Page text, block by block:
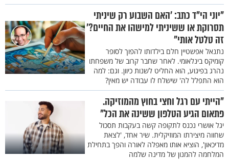
"יוני הי"ד כתב: 'האם השבוע רק שיניתי
תסרוקת או ששיניתי למישהו את החיים?'
זה טלטל אותי"
נתנאל אפשטיין חלם בילדותו להפוך לסופר
קומיקס בינלאומי. לאחר שחבר קרוב של משפחתו
נהרג בפיגוע, הוא החליט לשנות כיוון. וגם: למה
הוא התפלל לה' שישלח לו עבודה יש מאין?
"הייתי עם רגל וחצי בחוץ מהמוזיקה.
פתאום הגיע הטלפון ששינה את הכל"
יגל אושרי נכנס לתקופה קשה בעקבות תסכול
שחווה מיצירתו המוזיקלית. שיר אחד, 'לצאת
מדיכאון', הוציא אותו מאפלה לאורה והפך בתחילת
המלחמה להמנון של מדינה שלמה